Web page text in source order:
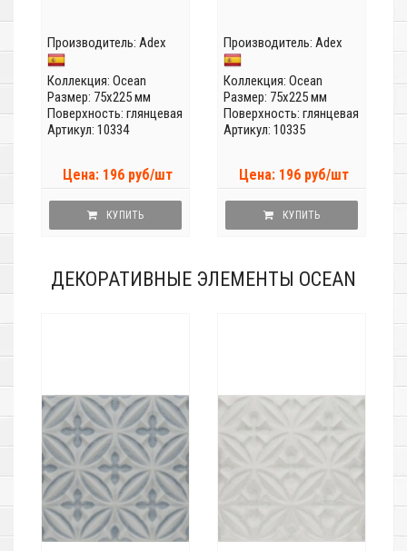
Производитель: Adex
Коллекция: Ocean
Размер: 75x225 мм
Поверхность: глянцевая
Артикул: 10334
Цена: 196 руб/шт
КУПИТЬ
Производитель: Adex
Коллекция: Ocean
Размер: 75x225 мм
Поверхность: глянцевая
Артикул: 10335
Цена: 196 руб/шт
КУПИТЬ
ДЕКОРАТИВНЫЕ ЭЛЕМЕНТЫ OCEAN